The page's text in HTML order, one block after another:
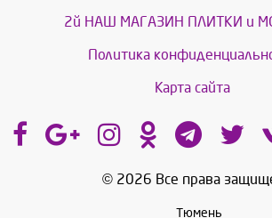
2й НАШ МАГАЗИН ПЛИТКИ и
Политика
Карта сайта
© 2026 Все права
Тюмень